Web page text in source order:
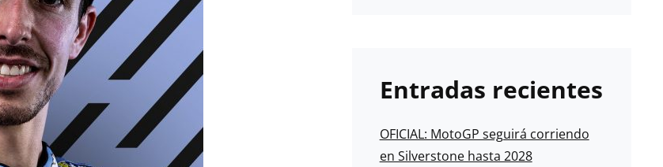
Entradas recientes
OFICIAL: MotoGP seguirá corriendo
en Silverstone hasta 2028